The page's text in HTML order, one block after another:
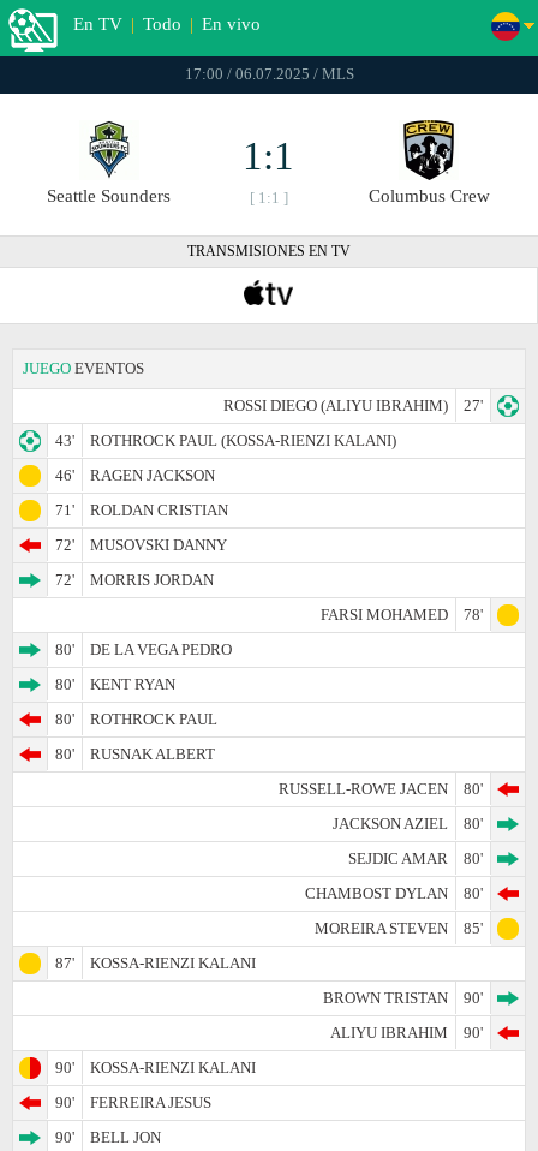
En TV | Todo | En vivo
17:00 / 06.07.2025 / MLS
Seattle Sounders
1:1
[ 1:1 ] Columbus Crew
TRANSMISIONES EN TV
JUEGO EVENTOS
ROSSI DIEGO (ALIYU IBRAHIM)
27'
43'
ROTHROCK PAUL (KOSSA-RIENZI KALANI)
46'
RAGEN JACKSON
71'
ROLDAN CRISTIAN
72'
MUSOVSKI DANNY
72'
MORRIS JORDAN
FARSI MOHAMED
78'
80'
DE LA VEGA PEDRO
80'
KENT RYAN
80'
ROTHROCK PAUL
80'
RUSNAK ALBERT
RUSSELL-ROWE JACEN
80'
JACKSON AZIEL
80'
SEJDIC AMAR
80'
CHAMBOST DYLAN
80'
MOREIRA STEVEN
85'
87'
KOSSA-RIENZI KALANI
BROWN TRISTAN
90'
ALIYU IBRAHIM
90'
90'
KOSSA-RIENZI KALANI
90'
FERREIRA JESUS
90'
BELL JON